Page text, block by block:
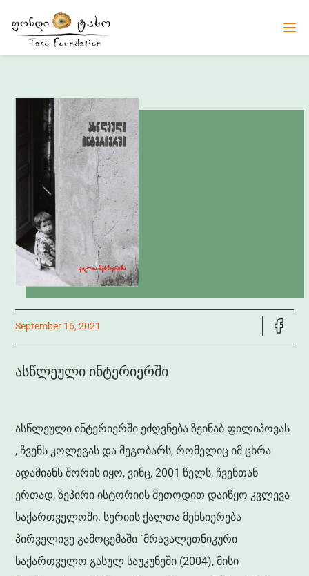
September 16, 2021
ᲐᲡᲬᲚᲔᲣᲚᲘ ᲘᲜᲢᲔᲠᲘᲔᲠᲨᲘ
ასწლეული ინტერიერში ეძღვნება ზეინაბ ფილიპოვას
, ჩვენს კოლეგას და მეგობარს, რომელიც იმ ცხრა
ადამიანს შორის იყო, ვინც, 2001 წელს, ჩვენთან
ერთად, ზეპირი ისტორიის მეთოდით დაიწყო კვლევა
საქართველოში. სერიის ქალთა მეხსიერება
პირველივე გამოცემაში `მრავალეთნიკური
საქართველო გასულ საუკუნეში (2004), მისი